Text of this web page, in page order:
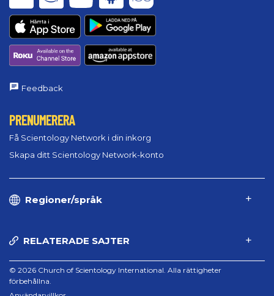
Feedback
PRENUMERERA
Få Scientology Network i din inkorg
Skapa ditt Scientology Network-konto
Regioner/språk
RELATERADE SAJTER
© 2026 Church of Scientology International. Alla rättigheter
förbehållna.